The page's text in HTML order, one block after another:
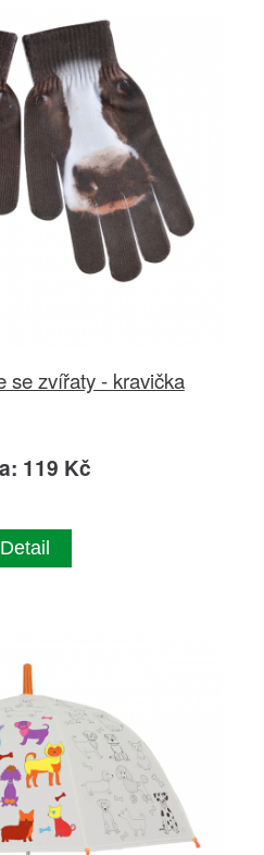
se zvířaty - kravička
119 Kč
Detail